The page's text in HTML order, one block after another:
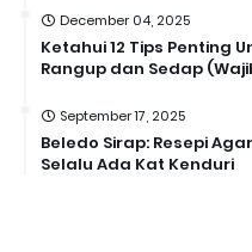
December 04, 2025
Ketahui 12 Tips Penting
Rangup dan Sedap
September 17, 2025
Beledo Sirap: Resepi
Selalu Ada Kat Kenduri